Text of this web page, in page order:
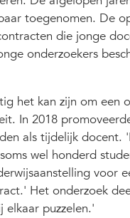
toegenomen. De
die jonge
onderzoekers
het kan zijn om een
In 2018
als tijdelijk docent.
wel honderd
voor
Het onderzoek
puzzelen.'